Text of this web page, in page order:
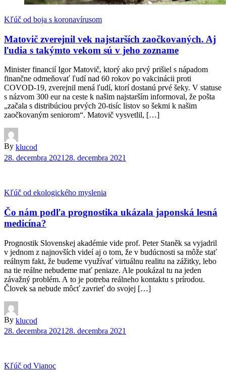
Kľúč od boja s koronavírusom
Matovič zverejnil vek najstarších zaočkovaných. Aj
ľudia s takýmto vekom sú v jeho zozname
Minister financií Igor Matovič, ktorý ako prvý prišiel s nápadom
finančne odmeňovať ľudí nad 60 rokov po vakcinácii proti
COVOD-19, zverejnil mená ľudí, ktorí dostanú prvé šeky. V statuse
s názvom 300 eur na ceste k našim najstarším informoval, že pošta
„začala s distribúciou prvých 20-tisíc listov so šekmi k našim
zaočkovaným seniorom“. Matovič vysvetlil, […]
By klucod
28. decembra 2021 28. decembra 2021
Kľúč od ekologického myslenia
Čo nám podľa prognostika ukázala japonská lesná
medicína?
Prognostik Slovenskej akadémie vide prof. Peter Staněk sa vyjadril
v jednom z najnovších videí aj o tom, že v budúcnosti sa môže stať
reálnym fakt, že budeme využívať virtuálnu realitu na zážitky, lebo
na tie reálne nebudeme mať peniaze. Ale poukázal tu na jeden
závažný problém. A to je potreba reálneho kontaktu s prírodou.
Človek sa nebude môcť zavrieť do svojej […]
By klucod
28. decembra 2021 28. decembra 2021
Kľúč od Vianoc